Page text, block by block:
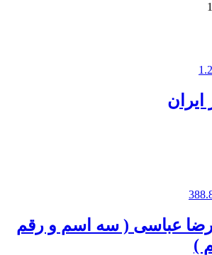
ایران
رضا عباسی ( سه اسم و رقم
)